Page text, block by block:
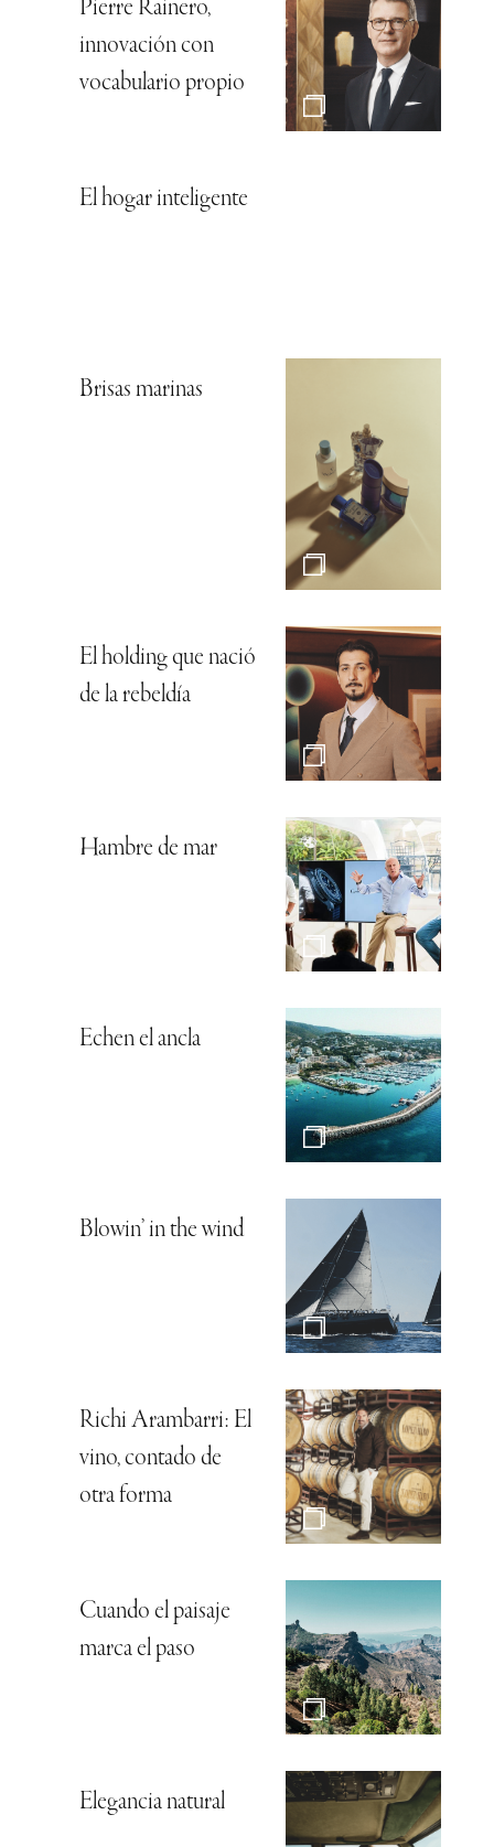
Pierre Rainero,
innovación con
vocabulario propio
El hogar inteligente
Brisas marinas
El holding que nació
de la rebeldía
Hambre de mar
Echen el ancla
Blowin’ in the wind
Richi Arambarri: El
vino, contado de
otra forma
Cuando el paisaje
marca el paso
Elegancia natural